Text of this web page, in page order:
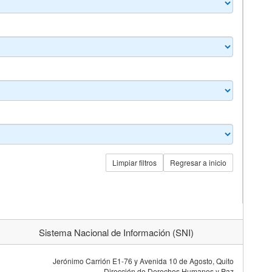
Regresar a inicio
Limpiar filtros
Sistema Nacional de Información (SNI)
Jerónimo Carrión E1-76 y Avenida 10 de Agosto, Quito